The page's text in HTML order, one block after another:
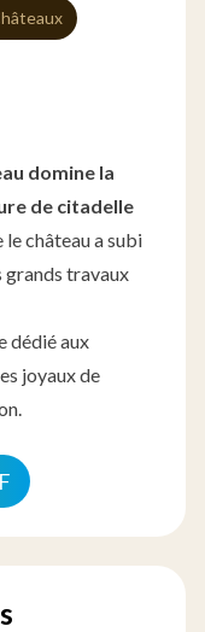
domine la
de citadelle
château a subi
grands travaux
dédié aux
joyaux de